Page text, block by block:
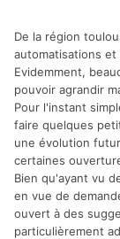
De la région
automatisations
Evidemment,
pouvoir agrandir
Pour l'instant
faire quelques
une évolution
certaines
Bien qu'ayant vu
en vue de
ouvert à des
particulièrement